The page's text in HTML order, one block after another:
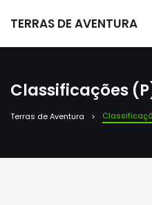
TERRAS DE AVENTURA
Classificações
Terras de Aventura